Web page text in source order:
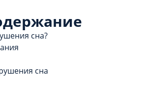
сна?
сна